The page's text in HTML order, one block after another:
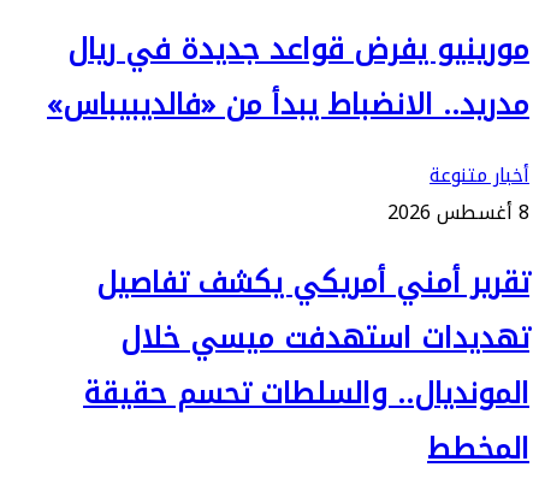
مورينيو يفرض قواعد جديدة في ريال
مدريد.. الانضباط يبدأ من «فالديبيباس»
أخبار متنوعة
8 أغسطس 2026
تقرير أمني أمريكي يكشف تفاصيل
تهديدات استهدفت ميسي خلال
المونديال.. والسلطات تحسم حقيقة
المخطط